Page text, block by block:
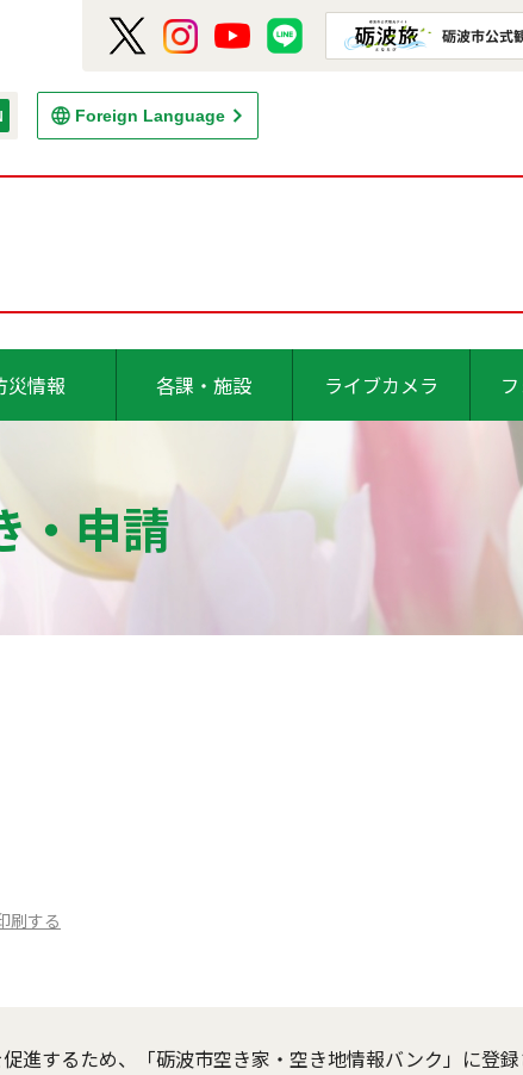
Foreign Language
災情報 各課・施設 ライブカメラ
・申請
刷する
進するため、「砺波市空き家・空き地情報バンク」に登